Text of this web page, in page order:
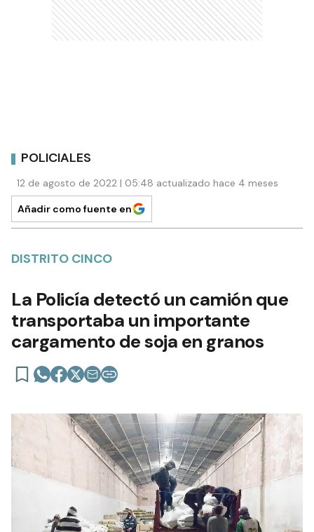
POLICIALES
12 de agosto de 2022 | 05:48 actualizado hace 4 meses
Añadir como fuente en
DISTRITO CINCO
La Policía detectó un camión que
transportaba un importante
cargamento de soja en granos